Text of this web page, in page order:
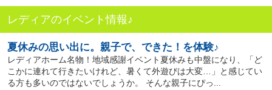
レディアのイベント情報♪
夏休みの思い出に。親子で、できた！を体験♪
レディアホーム名物！地域感謝イベント夏休みも中盤になり、「ど
こかに連れて行きたいけれど、暑くて外遊びは大変…」と感じてい
る方も多いのではないでしょうか。 そんな親子にぴっ...